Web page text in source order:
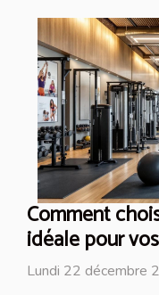
Comment
idéale pour
Lundi 22 décembre